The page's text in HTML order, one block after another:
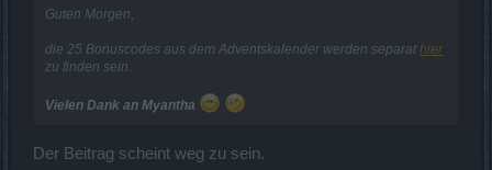
Guten Morgen,
die 25 Bonuscodes aus dem Adventskalender werden separat hier
zu finden sein.
Vielen Dank an Myantha
Der Beitrag scheint weg zu sein.